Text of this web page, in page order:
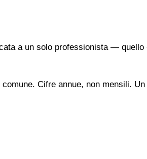
a un solo professionista —
Cifre annue, non mensili.